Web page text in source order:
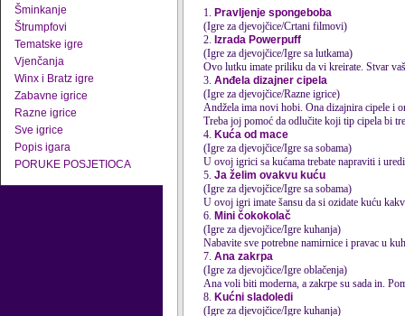
Šminkanje
Štrumpfovi
Tematske igre
Vjenčanja
Winx i Bratz igre
Zabavne igrice
Razne igrice
Sve igrice
Popis igara
PORUKE POSJETIOCA
1. Pravljenje spongeboba
(Igre za djevojčice/Crtani filmovi)
2. Izrada Powerpuff
(Igre za djevojčice/Igre sa lutkama)
Ovo lutku imate priliku da vi kreirate. Stvar
3. Anđela dizajner cipela
(Igre za djevojčice/Razne igrice)
Andžela ima novi hobi. Ona dizajnira cipele i
Treba joj pomoć da odlučite koji tip cipela bi
4. Kuća od mace
(Igre za djevojčice/Igre sa sobama)
U ovoj igrici sa kućama trebate napraviti i
5. Ja želim ovakvu kuću
(Igre za djevojčice/Igre sa sobama)
U ovoj igri imate šansu da si ozidate kuću
6. Mini čokokolač
(Igre za djevojčice/Igre kuhanja)
Nabavite sve potrebne namirnice i pravac u
7. Ana zakrpa
(Igre za djevojčice/Igre oblačenja)
Ana voli biti moderna, a zakrpe su sada in.
8. Kućni sladoledi
(Igre za djevojčice/Igre kuhanja)